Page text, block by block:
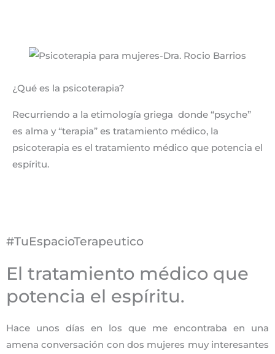
¿Qué es la psicoterapia?
Recurriendo a la etimología griega donde “psyche”
es alma y “terapia” es tratamiento médico, la
psicoterapia es el tratamiento médico que potencia el
espíritu.
#TuEspacioTerapeutico
El tratamiento médico que
potencia el espíritu.
Hace unos días en los que me encontraba en una
amena conversación con dos mujeres muy interesantes